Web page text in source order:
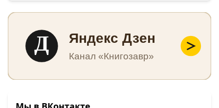
Д Яндекс Дзен
Канал «Книгозавр»